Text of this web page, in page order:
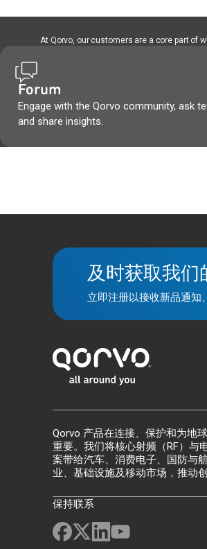
At Qorvo, our customers are a core part of
Forum
Engage with the Qorvo community, ask
and share insights.
及时获取我们
立即注册以接收新品通知
Qorvo 产品在连接、保护和为地
重要。我们将核心射频（RF）与
案带给汽车、消费电子、国防与
业、基础设施及移动市场，推动创
保持联系